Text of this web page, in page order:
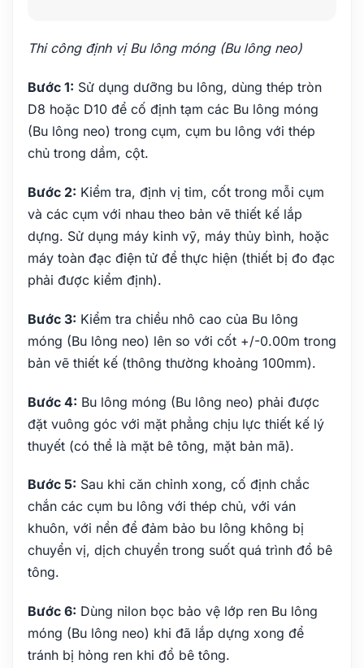
Thi công định vị Bu lông móng (Bu lông neo)
Bước 1: Sử dụng dưỡng bu lông, dùng thép tròn
D8 hoặc D10 để cố định tạm các Bu lông móng
(Bu lông neo) trong cụm, cụm bu lông với thép
chủ trong dầm, cột.
Bước 2: Kiểm tra, định vị tim, cốt trong mỗi cụm
và các cụm với nhau theo bản vẽ thiết kế lắp
dựng. Sử dụng máy kinh vỹ, máy thủy bình, hoặc
máy toàn đạc điện tử để thực hiện (thiết bị đo đạc
phải được kiểm định).
Bước 3: Kiểm tra chiều nhô cao của Bu lông
móng (Bu lông neo) lên so với cốt +/-0.00m trong
bản vẽ thiết kế (thông thường khoảng 100mm).
Bước 4: Bu lông móng (Bu lông neo) phải được
đặt vuông góc với mặt phẳng chịu lực thiết kế lý
thuyết (có thể là mặt bê tông, mặt bản mã).
Bước 5: Sau khi căn chỉnh xong, cố định chắc
chắn các cụm bu lông với thép chủ, với ván
khuôn, với nền để đảm bảo bu lông không bị
chuyển vị, dịch chuyển trong suốt quá trình đổ bê
tông.
Bước 6: Dùng nilon bọc bảo vệ lớp ren Bu lông
móng (Bu lông neo) khi đã lắp dựng xong để
tránh bị hỏng ren khi đổ bê tông.